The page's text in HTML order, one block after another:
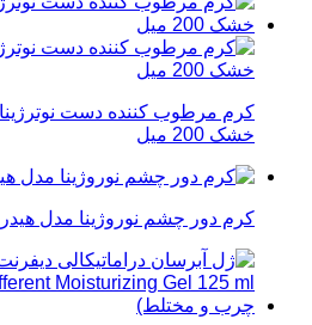
کرم مرطوب کننده دست
خشک 200 میل
کرم دور چشم نوروژینا مدل